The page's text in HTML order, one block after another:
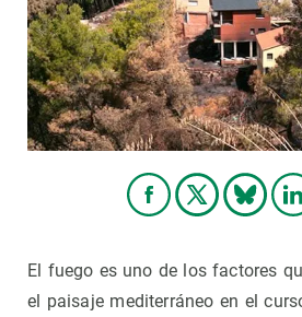
El fuego es uno de los factores
el paisaje mediterráneo en el
PARTICIPA
NOTICIAS Y AGENDA